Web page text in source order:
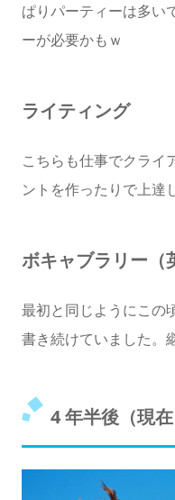
ぱりパーティーは多い
ーが必要かもｗ
ライティング
こちらも仕事でクライ
ントを作ったりで上達
ボキャブラリー（
最初と同じようにこの
書き続けていました。
4 年半後（現在